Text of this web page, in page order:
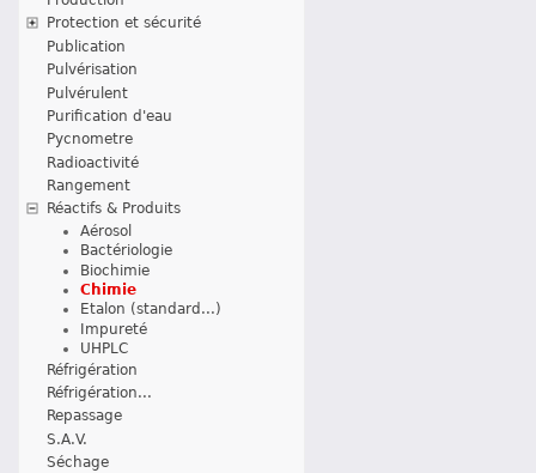
Protection et sécurité
Publication
Pulvérisation
Pulvérulent
Purification d'eau
Pycnometre
Radioactivité
Rangement
Réactifs & Produits
Aérosol
Bactériologie
Biochimie
Chimie
Etalon (standard...)
Impureté
UHPLC
Réfrigération
Réfrigération...
Repassage
S.A.V.
Séchage